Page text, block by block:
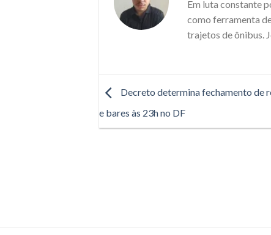
Em luta constante
como ferramenta
trajetos de ônibus.
Decreto determina fechamento de
e bares às 23h no DF